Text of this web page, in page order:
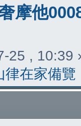
摩他
25 , 10:39
律在家備覽